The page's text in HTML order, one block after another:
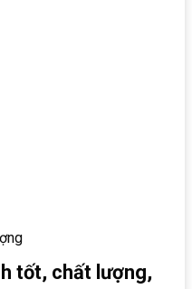
tốt, chất lượng,